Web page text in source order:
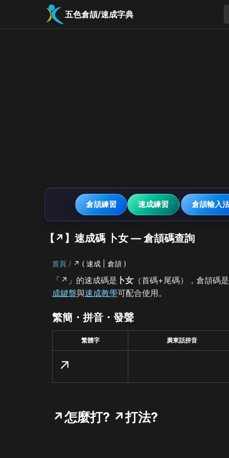
五色倉頡/速成字典
倉頡練習 速成練習 倉頡輸入
【↗】速成碼 卜女 — 倉頡碼查詢
首頁 ↗ ( 速成 | 倉頡 )
「↗」的速成碼是 卜女 （首碼+尾碼），倉頡碼
成鍵盤與速成教學可配合使用。
繁簡・拼音・發聲
繁體字 廣東話拼音
↗
↗怎麼打? ↗打法?